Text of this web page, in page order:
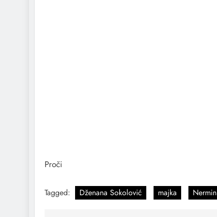
Proči
Tagged: Dženana Sokolović majka